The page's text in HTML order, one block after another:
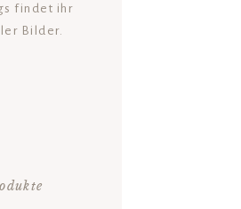
findet ihr
Bilder.